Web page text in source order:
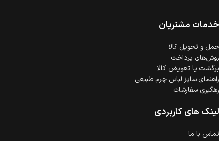
گارانتی معتبر برای تمامی محصولات ارائه می‌شود.خدمات مشتریان
حمل‌ و تحویل کالا
روش‌های پرداخت
برگشت یا تعویض کالا
راهنمای سایز لباس چرم طبیعی
رهگیری سفارشات
لینک های کاربردی
تماس با ما